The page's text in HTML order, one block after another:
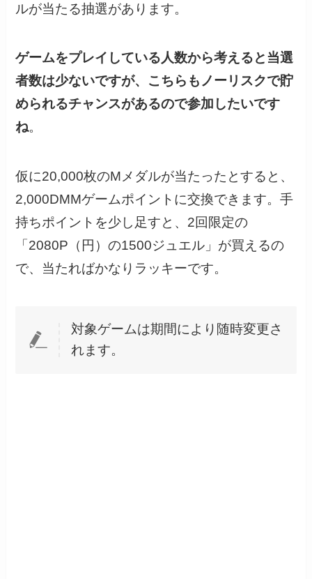
ルが当たる抽選があります。
ゲームをプレイしている人数から考えると当選
者数は少ないですが、こちらもノーリスクで貯
められるチャンスがあるので参加したいです
ね。
仮に20,000枚のMメダルが当たったとすると、
2,000DMMゲームポイントに交換できます。手
持ちポイントを少し足すと、2回限定の
「2080P（円）の1500ジュエル」が買えるの
で、当たればかなりラッキーです。
対象ゲームは期間により随時変更さ
れます。